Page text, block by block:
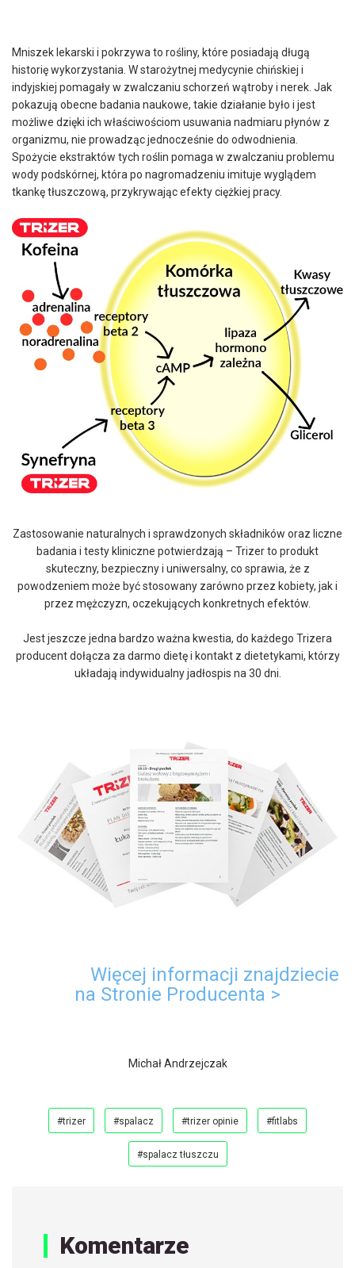
Mniszek lekarski i pokrzywa to rośliny, które posiadają długą
historię wykorzystania. W starożytnej medycynie chińskiej i
indyjskiej pomagały w zwalczaniu schorzeń wątroby i nerek. Jak
pokazują obecne badania naukowe, takie działanie było i jest
możliwe dzięki ich właściwościom usuwania nadmiaru płynów z
organizmu, nie prowadząc jednocześnie do odwodnienia.
Spożycie ekstraktów tych roślin pomaga w zwalczaniu problemu
wody podskórnej, która po nagromadzeniu imituje wyglądem
tkankę tłuszczową, przykrywając efekty ciężkiej pracy.
Zastosowanie naturalnych i sprawdzonych składników oraz liczne
badania i testy kliniczne potwierdzają – Trizer to produkt
skuteczny, bezpieczny i uniwersalny, co sprawia, że z
powodzeniem może być stosowany zarówno przez kobiety, jak i
przez mężczyzn, oczekujących konkretnych efektów.
Jest jeszcze jedna bardzo ważna kwestia, do każdego Trizera
producent dołącza za darmo dietę i kontakt z dietetykami, którzy
układają indywidualny jadłospis na 30 dni.
Więcej informacji znajdziecie
na Stronie Producenta >
Michał Andrzejczak
#trizer #spalacz #trizer opinie #fitlabs
#spalacz tłuszczu
Komentarze